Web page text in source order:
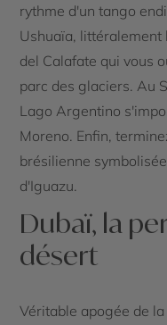
rythme d'un tango
Ushuaïa, littéralement
del Calafate qui vous
parc des glaciers. Au
Lago Argentino
Moreno. Enfin,
brésilienne
d'Iguazu.
Dubaï, la
désert
Véritable apogée de